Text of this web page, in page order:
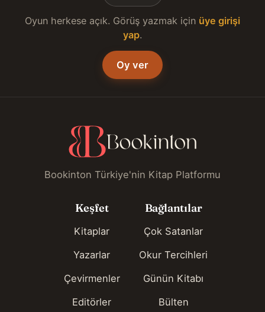
Oyun herkese açık. Görüş yazmak için üye girişi
yap.
Oy ver
Bookinton Türkiye'nin Kitap Platformu
Keşfet
Kitaplar
Yazarlar
Çevirmenler
Editörler
Bağlantılar
Çok Satanlar
Okur Tercihleri
Günün Kitabı
Bülten